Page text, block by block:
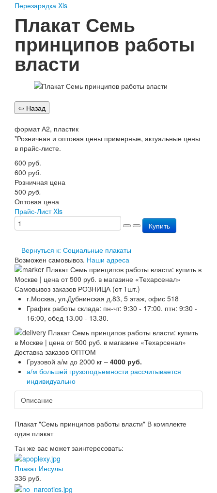
Перезарядка ОВП
Доставка
Оплата
Гарантии
О нас
Публичная оферта
Сертификаты
Вопрос-Ответ
Контакты
Пожарное оборудование
Перезарядка
Перезарядка ОУ
Доставка
Оплата
Статьи
Публичная оферта
Сертификаты
Вопрос-Ответ
Контакты
Перезарядка Xls
Плакат Семь
принципов работы
власти
формат А2, пластик
*Розничная и оптовая цены примерные, актуальные цены
в прайс-листе.
600 руб.
600 руб.
Розничная цена
500 руб.
Оптовая цена
Прайс-Лист Xls
Купить
Вернуться к: Социальные плакаты
Возможен самовывоз. Наши адреса
Самовывоз заказов РОЗНИЦА (от 1шт.)
г.Москва, ул.Дубнинская д.83, 5 этаж, офис 518
График работы склада: пн-чт: 9:30 - 17:00. птн: 9:30 -
16:00, обед 13.00 - 13.30.
Доставка заказов ОПТОМ
Грузовой а/м до 2000 кг – 4000 руб.
а/м большей грузоподъемности рассчитывается
индивидуально
Описание
Плакат "Семь принципов работы власти" В комплекте
один плакат
Так же вас может заинтересовать:
Плакат Инсульт
336 руб.